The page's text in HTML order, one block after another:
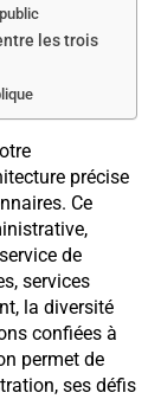
les trois
précise
Ce
de
services
la diversité
confiées à
permet de
ses défis